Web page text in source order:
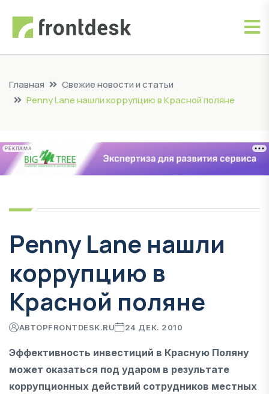
Главная
Свежие новости и статьи
Penny Lane нашли коррупцию в Красной поляне
РЕКЛАМА
Penny Lane нашли
коррупцию в
Красной поляне
АВТОРFRONTDESK.RU 24 ДЕК. 2010
Эффективность инвестиций в Красную Поляну
может оказаться под ударом в результате
коррупционных действий сотрудников местных